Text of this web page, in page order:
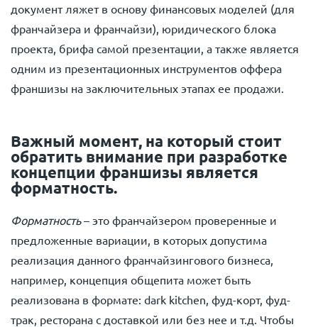
документ ляжет в основу финансовых моделей (для
франчайзера и франчайзи), юридического блока
проекта, брифа самой презентации, а также является
одним из презентационных инструментов оффера
франшизы на заключительных этапах ее продажи.
Важный момент, на который стоит
обратить внимание при разработке
концепции франшизы является
форматность.
Форматность– это франчайзером проверенные и
предложенные вариации, в которых допустима
реализация данного франчайзингового бизнеса,
например, концепция общепита может быть
реализована в формате: dark kitchen, фуд-корт, фуд-
трак, ресторана с доставкой или без нее и т.д. Чтобы